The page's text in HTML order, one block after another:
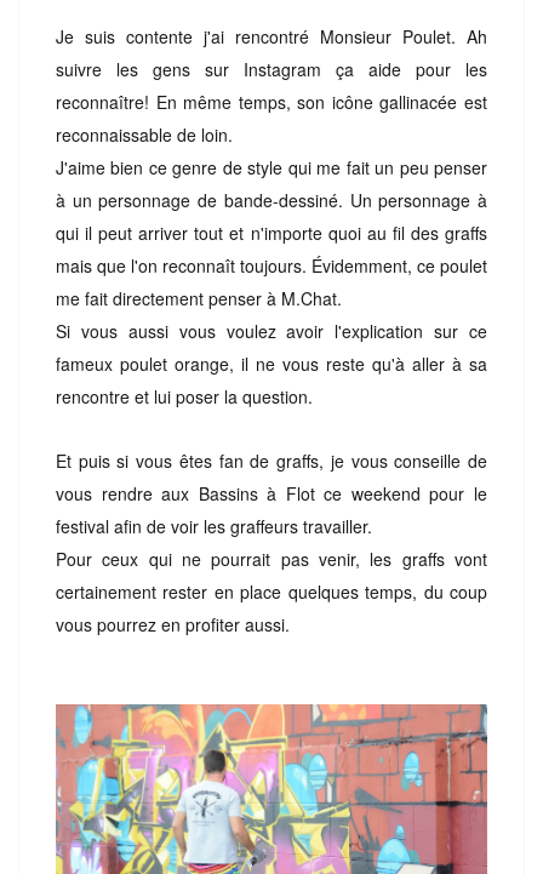
Je suis contente j'ai rencontré Monsieur Poulet. Ah
suivre les gens sur Instagram ça aide pour les
reconnaître! En même temps, son icône gallinacée est
reconnaissable de loin.
J'aime bien ce genre de style qui me fait un peu penser
à un personnage de bande-dessiné. Un personnage à
qui il peut arriver tout et n'importe quoi au fil des graffs
mais que l'on reconnaît toujours. Évidemment, ce poulet
me fait directement penser à M.Chat.
Si vous aussi vous voulez avoir l'explication sur ce
fameux poulet orange, il ne vous reste qu'à aller à sa
rencontre et lui poser la question.
Et puis si vous êtes fan de graffs, je vous conseille de
vous rendre aux Bassins à Flot ce weekend pour le
festival afin de voir les graffeurs travailler.
Pour ceux qui ne pourrait pas venir, les graffs vont
certainement rester en place quelques temps, du coup
vous pourrez en profiter aussi.